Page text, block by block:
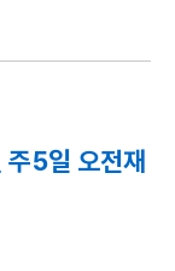
5일 오전재